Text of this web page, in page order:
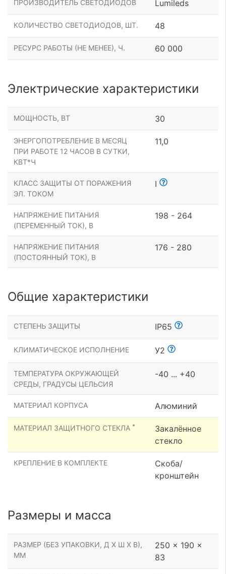
ПРОИЗВОДИТЕЛЬ СВЕТОДИОДОВ Lumileds
КОЛИЧЕСТВО СВЕТОДИОДОВ, ШТ. 48
РЕСУРС РАБОТЫ (НЕ МЕНЕЕ), Ч. 60 000
Электрические характеристики
МОЩНОСТЬ, ВТ 30
ЭНЕРГОПОТРЕБЛЕНИЕ В МЕСЯЦ
ПРИ РАБОТЕ 12 ЧАСОВ В СУТКИ,
КВТ*Ч
11,0
КЛАСС ЗАЩИТЫ ОТ ПОРАЖЕНИЯ
ЭЛ. ТОКОМ
I
НАПРЯЖЕНИЕ ПИТАНИЯ
(ПЕРЕМЕННЫЙ ТОК), В
198 - 264
НАПРЯЖЕНИЕ ПИТАНИЯ
(ПОСТОЯННЫЙ ТОК), В
176 - 280
Общие характеристики
СТЕПЕНЬ ЗАЩИТЫ IP65
КЛИМАТИЧЕСКОЕ ИСПОЛНЕНИЕ У2
ТЕМПЕРАТУРА ОКРУЖАЮЩЕЙ
СРЕДЫ, ГРАДУСЫ ЦЕЛЬСИЯ
-40 ... +40
МАТЕРИАЛ КОРПУСА Алюминий
МАТЕРИАЛ ЗАЩИТНОГО СТЕКЛА *
Закалённое
стекло
КРЕПЛЕНИЕ В КОМПЛЕКТЕ
Скоба/
кронштейн
Размеры и масса
РАЗМЕР (БЕЗ УПАКОВКИ, Д Х Ш Х В),
ММ
250 x 190 x
83